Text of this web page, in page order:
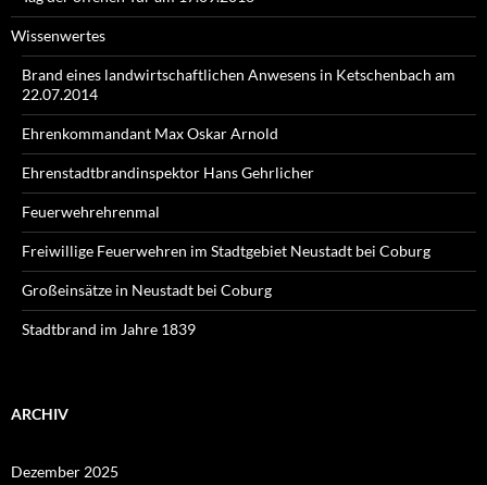
Wissenwertes
Brand eines landwirtschaftlichen Anwesens in Ketschenbach am
22.07.2014
Ehrenkommandant Max Oskar Arnold
Ehrenstadtbrandinspektor Hans Gehrlicher
Feuerwehrehrenmal
Freiwillige Feuerwehren im Stadtgebiet Neustadt bei Coburg
Großeinsätze in Neustadt bei Coburg
Stadtbrand im Jahre 1839
ARCHIV
Dezember 2025